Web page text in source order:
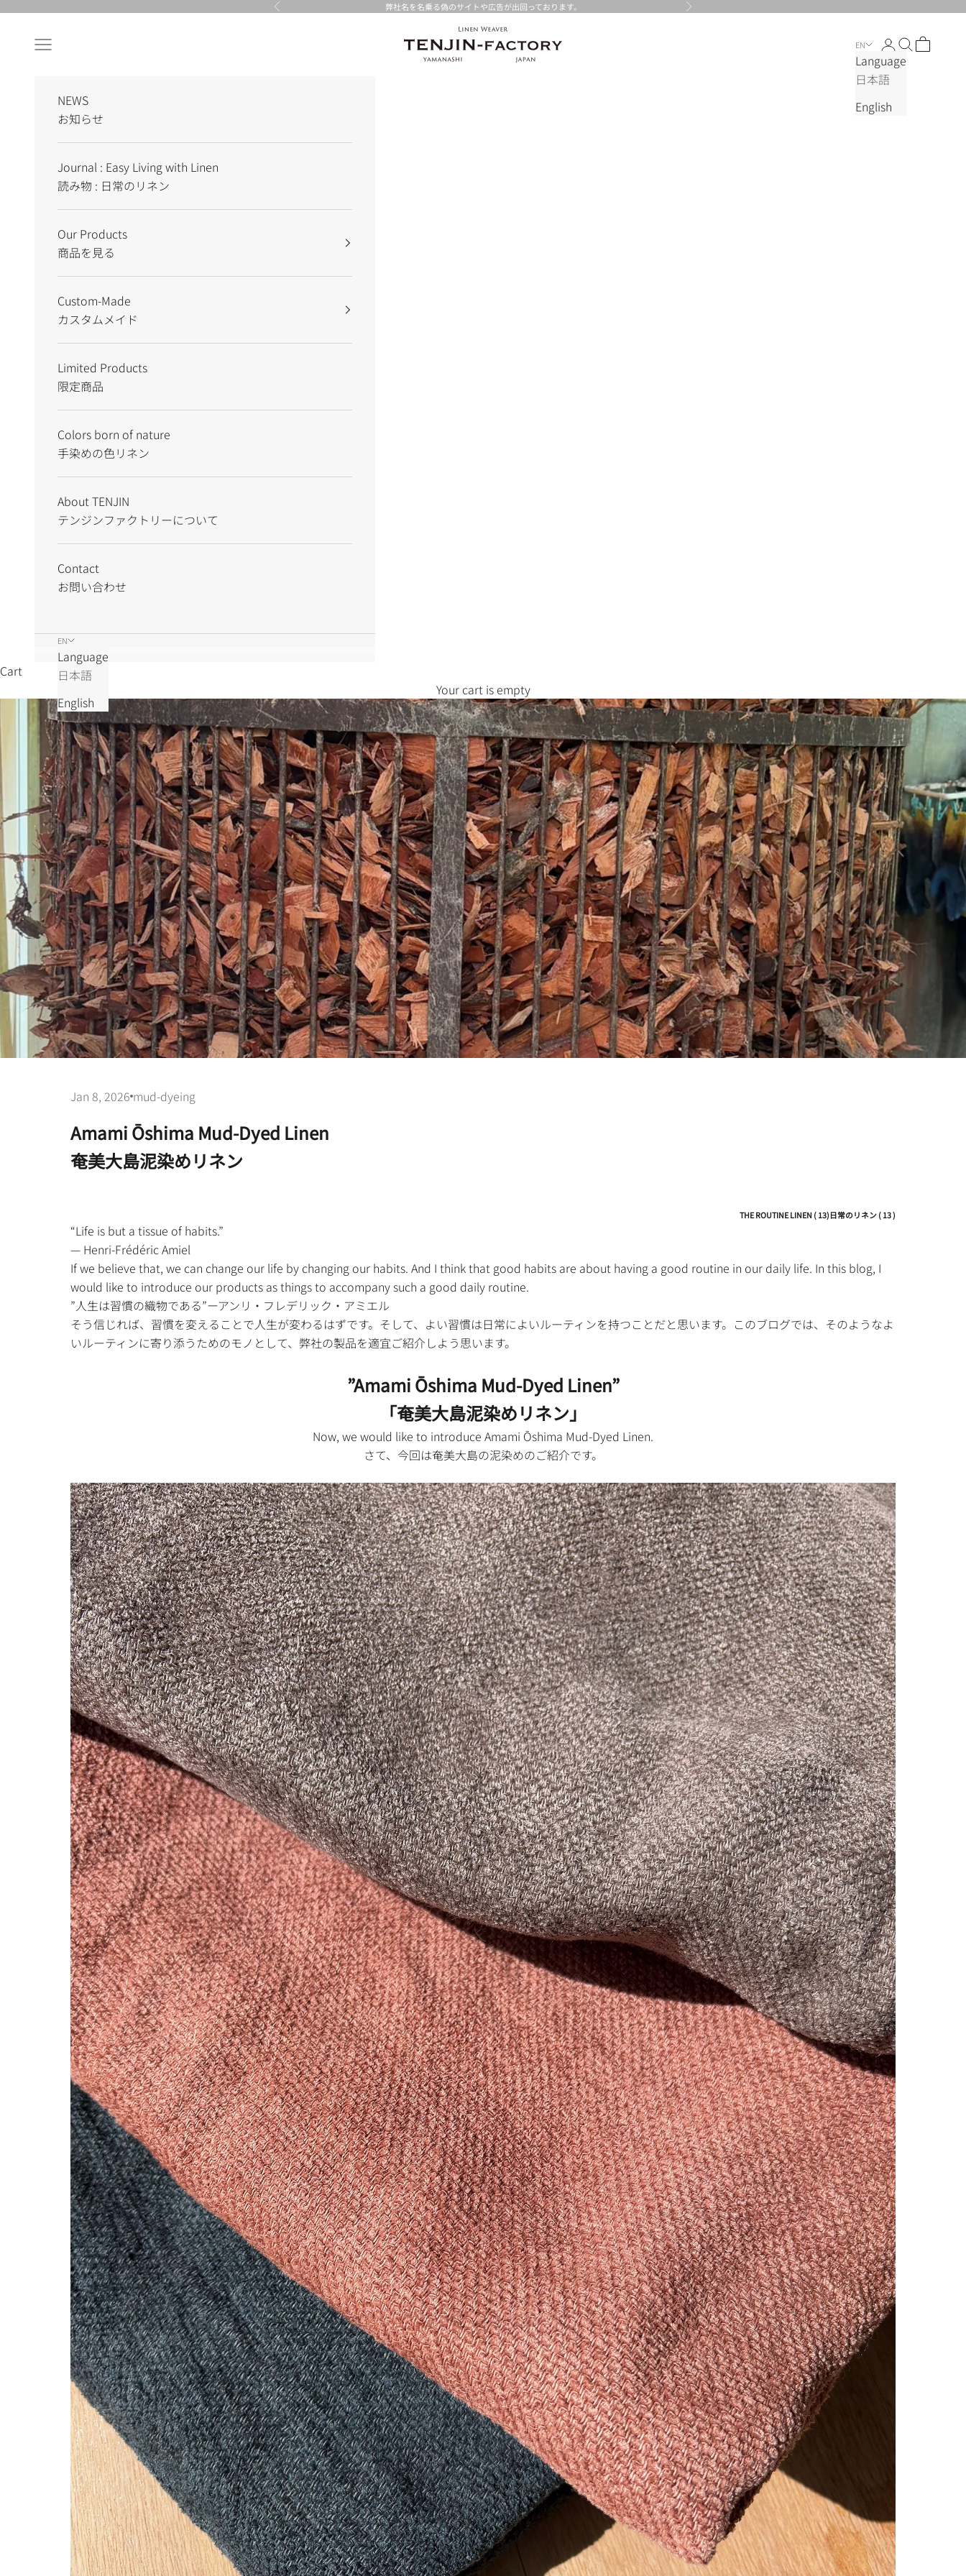
Skip to content Previous 弊社名を名乗る偽のサイトや広告が出回っております。 Next
TENJIN-factory
Navigation menu EN
Language
日本語
English
LoginSearch
Cart
NEWS
お知らせ
Journal : Easy Living with Linen
読み物 : 日常のリネン
Our Products
商品を見る
Custom-Made
カスタムメイド
Limited Products
限定商品
Colors born of nature
手染めの色リネン
About TENJIN
テンジンファクトリーについて
Contact
お問い合わせ
EN
Language
日本語
English
Cart
Your cart is empty
Jan 8, 2026 mud-dyeing
Amami Ōshima Mud-Dyed Linen
奄美大島泥染めリネン
THE ROUTINE LINEN ( 13)日常のリネン ( 13 )
“Life is but a tissue of habits.”
— Henri-Frédéric Amiel
If we believe that, we can change our life by changing our habits. And I think that good habits are about having a good routine in our daily life. In this blog, I
would like to introduce our products as things to accompany such a good daily routine.
”人生は習慣の織物である”ーアンリ・フレデリック・アミエル
そう信じれば、習慣を変えることで人生が変わるはずです。そして、よい習慣は日常によいルーティンを持つことだと思います。このブログでは、そのようなよ
いルーティンに寄り添うためのモノとして、弊社の製品を適宜ご紹介しよう思います。
”Amami Ōshima Mud-Dyed Linen”
「奄美大島泥染めリネン」
Now, we would like to introduce Amami Ōshima Mud-Dyed Linen.
さて、今回は奄美大島の泥染めのご紹介です。